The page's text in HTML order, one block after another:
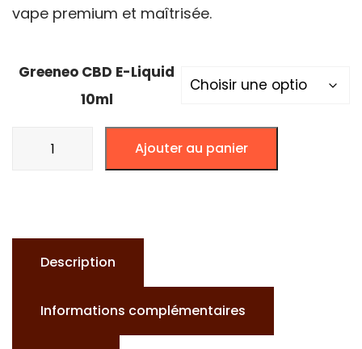
vape premium et maîtrisée.
Greeneo CBD E-Liquid
10ml
Liquid
Ajouter au panier
Description
Informations complémentaires